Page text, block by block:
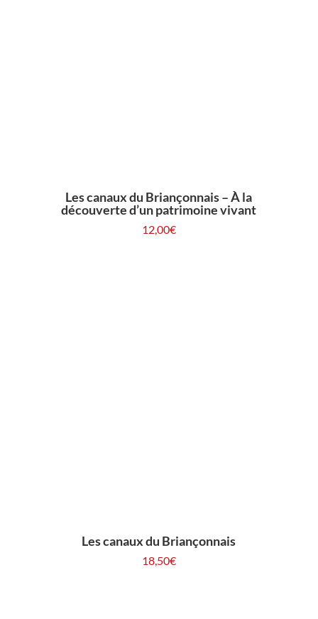
Les canaux du Briançonnais – À la
découverte d’un patrimoine vivant
12,00€
Les canaux du Briançonnais
18,50€